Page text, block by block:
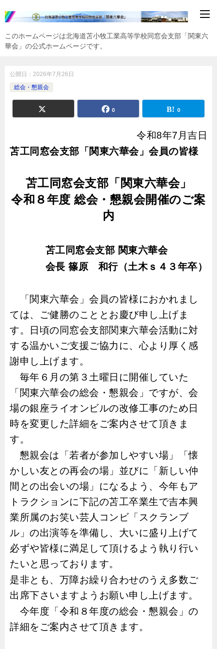
このホームページは北海道苫小牧工業高等学校同窓会支部「関東六
華会」の公式ホームページです。
公開日： 2026年7月26日
総会・懇親会
0 0
令和8年7月吉日
苫工同窓会支部「関東六華会」会員の皆様
苫工同窓会支部「関東六華会」
令和８年度 総会・懇親会開催のご案
内
苫工同窓会支部 関東六華会
会長 篠原 和行（土木ｓ４３年卒）
「関東六華会」会員の皆様におかれまし
ては、ご健勝のこととお慶び申し上げま
す。日頃の同窓会支部関東六華会活動に対
する温かいご支援ご協力に、心より厚く感
謝申し上げます。
毎年６月の第３土曜日に開催していた
「関東六華会の総会・懇親会」ですが、会
場の銀座ライオンビルの改修工事のため日
時を変更した詳細をご案内させて頂きま
す。
懇親会は「若者が参加しやすい場」「懐
かしい友との再会の場」並びに「新しい仲
間との出会いの場」になるよう、今年もア
トラクションに下記の苫工卒業生で吉本興
業所属のお笑い芸人コンビ「スクランブ
ル」の出演等を準備し、大いに盛り上げて
必ずや皆様に満足して頂けるよう執り行い
たいと思っております。
是非とも、万障お繰り合わせのうえ多数ご
出席下さいますようお願い申し上げます。
今年度「令和８年度の総会・懇親会」の
詳細をご案内させて頂きます。